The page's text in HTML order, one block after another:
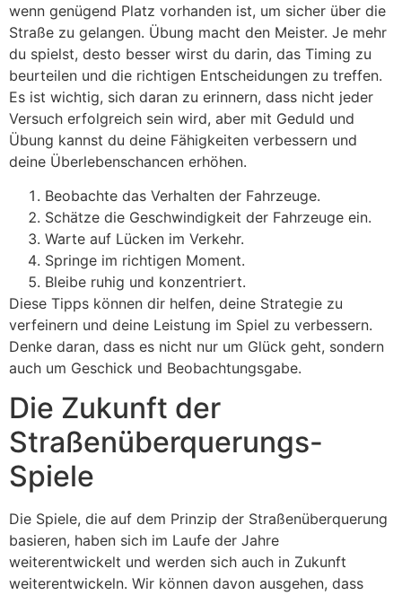
wenn genügend Platz vorhanden ist, um sicher über die
Straße zu gelangen. Übung macht den Meister. Je mehr
du spielst, desto besser wirst du darin, das Timing zu
beurteilen und die richtigen Entscheidungen zu treffen.
Es ist wichtig, sich daran zu erinnern, dass nicht jeder
Versuch erfolgreich sein wird, aber mit Geduld und
Übung kannst du deine Fähigkeiten verbessern und
deine Überlebenschancen erhöhen.
Beobachte das Verhalten der Fahrzeuge.
Schätze die Geschwindigkeit der Fahrzeuge ein.
Warte auf Lücken im Verkehr.
Springe im richtigen Moment.
Bleibe ruhig und konzentriert.
Diese Tipps können dir helfen, deine Strategie zu
verfeinern und deine Leistung im Spiel zu verbessern.
Denke daran, dass es nicht nur um Glück geht, sondern
auch um Geschick und Beobachtungsgabe.
Die Zukunft der
Straßenüberquerungs-
Spiele
Die Spiele, die auf dem Prinzip der Straßenüberquerung
basieren, haben sich im Laufe der Jahre
weiterentwickelt und werden sich auch in Zukunft
weiterentwickeln. Wir können davon ausgehen, dass